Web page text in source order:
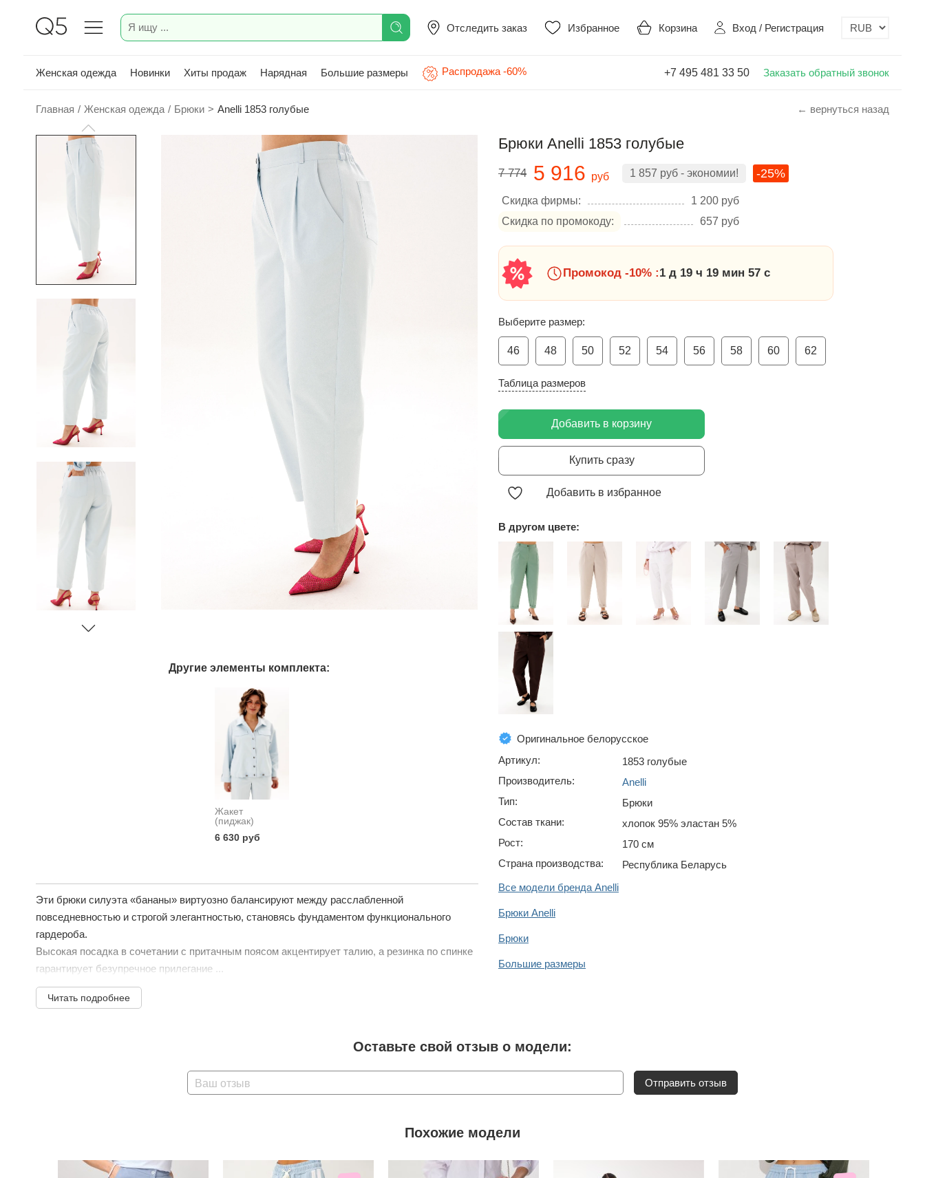
Отследить заказ Избранное Корзина Вход / Регистрация
Женская одежда Новинки Хиты продаж Нарядная Большие размеры Распродажа -60% +7 495 481 33 50 Заказать обратный звонок
Главная / Женская одежда / Брюки > Anelli 1853 голубые ← вернуться назад
Другие элементы комплекта:
Жакет
(пиджак)
6 630 руб
Эти брюки силуэта «бананы» виртуозно балансируют между расслабленной
повседневностью и строгой элегантностью, становясь фундаментом функционального
гардероба.
Высокая посадка в сочетании с притачным поясом акцентирует талию, а резинка по спинке
гарантирует безупречное прилегание ...
Читать подробнее
Брюки Anelli 1853 голубые
7 774 5 916 руб 1 857 руб - экономии! -25%
Скидка фирмы: 1 200 руб
Скидка по промокоду:
657 руб
Промокод -10% :1 д 19 ч 19 мин 56 с
Выберите размер:
46 48 50 52 54 56 58 60 62
Таблица размеров
Добавить в корзину
Купить сразу
Добавить в избранное
В другом цвете:
Оригинальное белорусское
Артикул:
1853 голубые
Производитель:
Anelli
Тип:
Брюки
Состав ткани:
хлопок 95% эластан 5%
Рост:
170 см
Страна производства:
Республика Беларусь
Все модели бренда Anelli
Брюки Anelli
Брюки
Большие размеры
Оставьте свой отзыв о модели:
Ваш отзыв Отправить отзыв
Похожие модели